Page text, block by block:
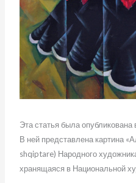
Эта статья была
В ней представлена картина
shqiptare) Народного
хранящаяся в Национальной